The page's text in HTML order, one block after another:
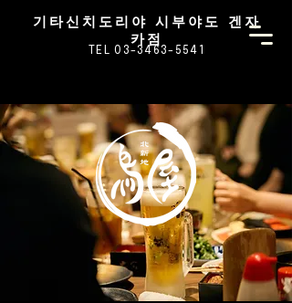
기타신치도리야 시부야도 겐자
카점
TEL 03-3463-5541